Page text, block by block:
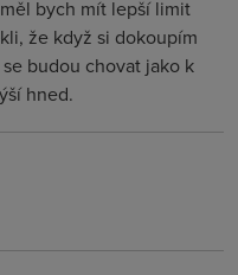
bych mít lepší limit
že když si dokoupím
budou chovat jako k
hned.